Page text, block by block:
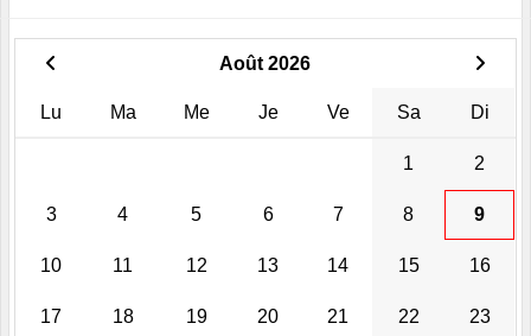
Août 2026
Lu Ma Me Je Ve Sa Di
1 2
3 4 5 6 7 8 9
10 11 12 13 14 15 16
17 18 19 20 21 22 23